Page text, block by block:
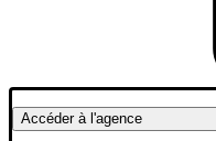
Accéderà l'agence